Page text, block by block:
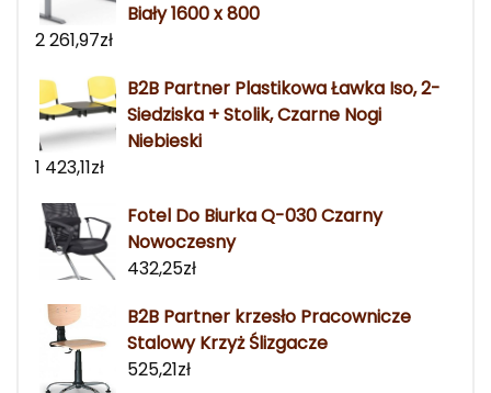
Biały 1600 x 800
2 261,97zł
B2B Partner Plastikowa Ławka Iso, 2-
Siedziska + Stolik, Czarne Nogi
Niebieski
1 423,11zł
Fotel Do Biurka Q-030 Czarny
Nowoczesny
432,25zł
B2B Partner krzesło Pracownicze
Stalowy Krzyż Ślizgacze
525,21zł